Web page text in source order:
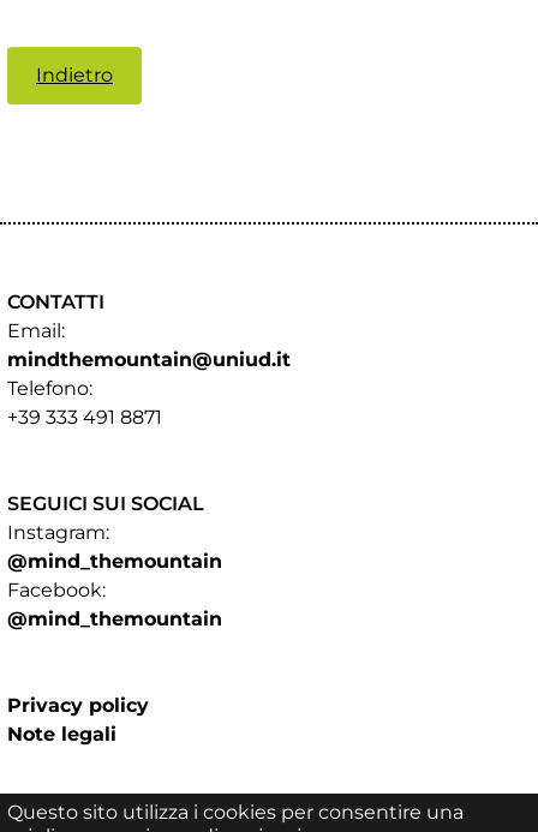
Questo sito utilizza i cookies per consentire una
Indietro
CONTATTI
Email:
mindthemountain@uniud.it
Telefono:
+39 333 491 8871​​​​​​​
SEGUICI SUI SOCIAL
Instagram:
@mind_themountain
Facebook:​​​​​​​
@mind_themountain
Privacy policy
Note legali